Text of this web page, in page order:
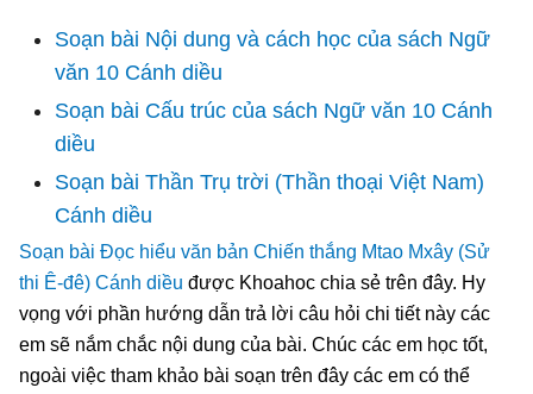
Soạn bài Nội dung và cách học của sách Ngữ
văn 10 Cánh diều
Soạn bài Cấu trúc của sách Ngữ văn 10 Cánh
diều
Soạn bài Thần Trụ trời (Thần thoại Việt Nam)
Cánh diều
Soạn bài Đọc hiểu văn bản Chiến thắng Mtao Mxây (Sử
thi Ê-đê) Cánh diều được Khoahoc chia sẻ trên đây. Hy
vọng với phần hướng dẫn trả lời câu hỏi chi tiết này các
em sẽ nắm chắc nội dung của bài. Chúc các em học tốt,
ngoài việc tham khảo bài soạn trên đây các em có thể